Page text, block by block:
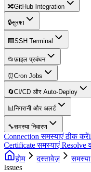
🔀GitHub Integration
🔒सुरक्षा
⌨️SSH Terminal
📂फ़ाइल प्रबंधन
⏰Cron Jobs
🔄CI/CD और Auto-Deploy
📊निगरानी और अलर्ट
🔧समस्या निवारण
Connection समस्याएं ठीक करें
Certificate समस्याएं Resolve
होम
दस्तावेज़ समस्या
Issues